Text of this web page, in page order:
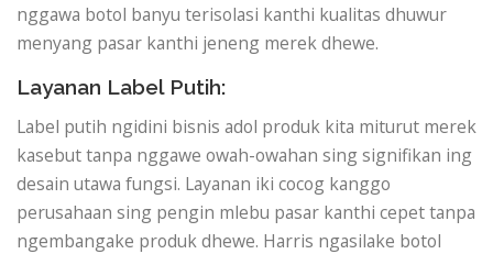
nggawa botol banyu terisolasi kanthi kualitas dhuwur
menyang pasar kanthi jeneng merek dhewe.
Layanan Label Putih:
Label putih ngidini bisnis adol produk kita miturut merek
kasebut tanpa nggawe owah-owahan sing signifikan ing
desain utawa fungsi. Layanan iki cocog kanggo
perusahaan sing pengin mlebu pasar kanthi cepet tanpa
ngembangake produk dhewe. Harris ngasilake botol